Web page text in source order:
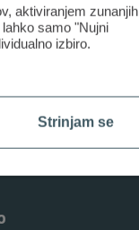
. aktiviranjem zunanjih
samo "Nujni
izbiro.
Strinjam se